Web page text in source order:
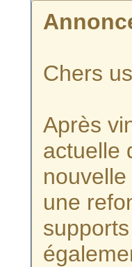
Chers
Après
actuelle
une